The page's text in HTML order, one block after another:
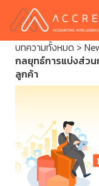
บทความทั้งหมด >
กลยุทธ์การแบ่งส่วน
ลูกค้า